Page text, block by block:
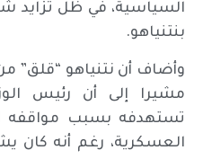
السياسية، في ظل تزايد
بنتنياهو.
وأضاف أن نتنياهو “قلق”
مشيرا إلى أن رئيس
تستهدفه بسبب مواقفه
العسكرية، رغم أنه كان